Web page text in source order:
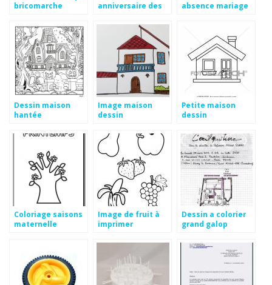
bricomarche
anniversaire des
absence mariage
Dessin maison
hantée
Image maison
dessin
Petite maison
dessin
Coloriage saisons
maternelle
Image de fruit à
imprimer
Dessin a colorier
grand galop